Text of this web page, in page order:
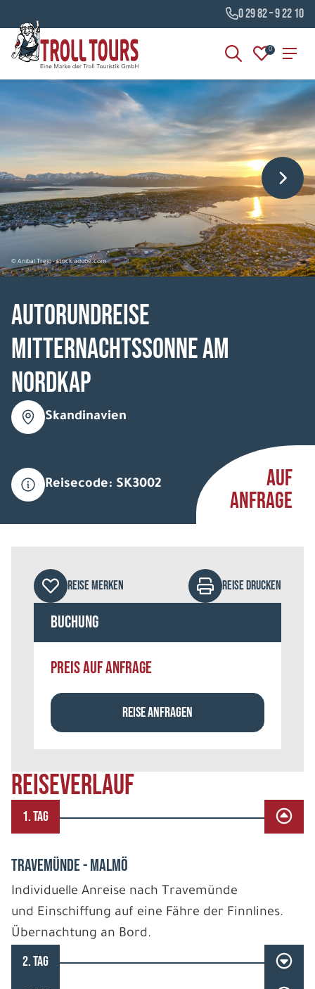
0 29 82 – 9 22 10
0
© Anibal Trejo - stock.adobe.com
Autorundreise
Mitternachtssonne am
Nordkap
Skandinavien
Reisecode: SK3002
AUF
ANFRAGE
REISEVERLAUF
1. TAG
TRAVEMÜNDE - MALMÖ
Individuelle Anreise nach Travemünde
und Einschiffung auf eine Fähre der Finnlines.
Übernachtung an Bord.
2. TAG
REISE MERKEN REISE DRUCKEN
Buchung
PREIS AUF ANFRAGE
REISE ANFRAGEN